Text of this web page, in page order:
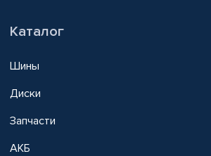
Каталог
Шины
Диски
Запчасти
АКБ